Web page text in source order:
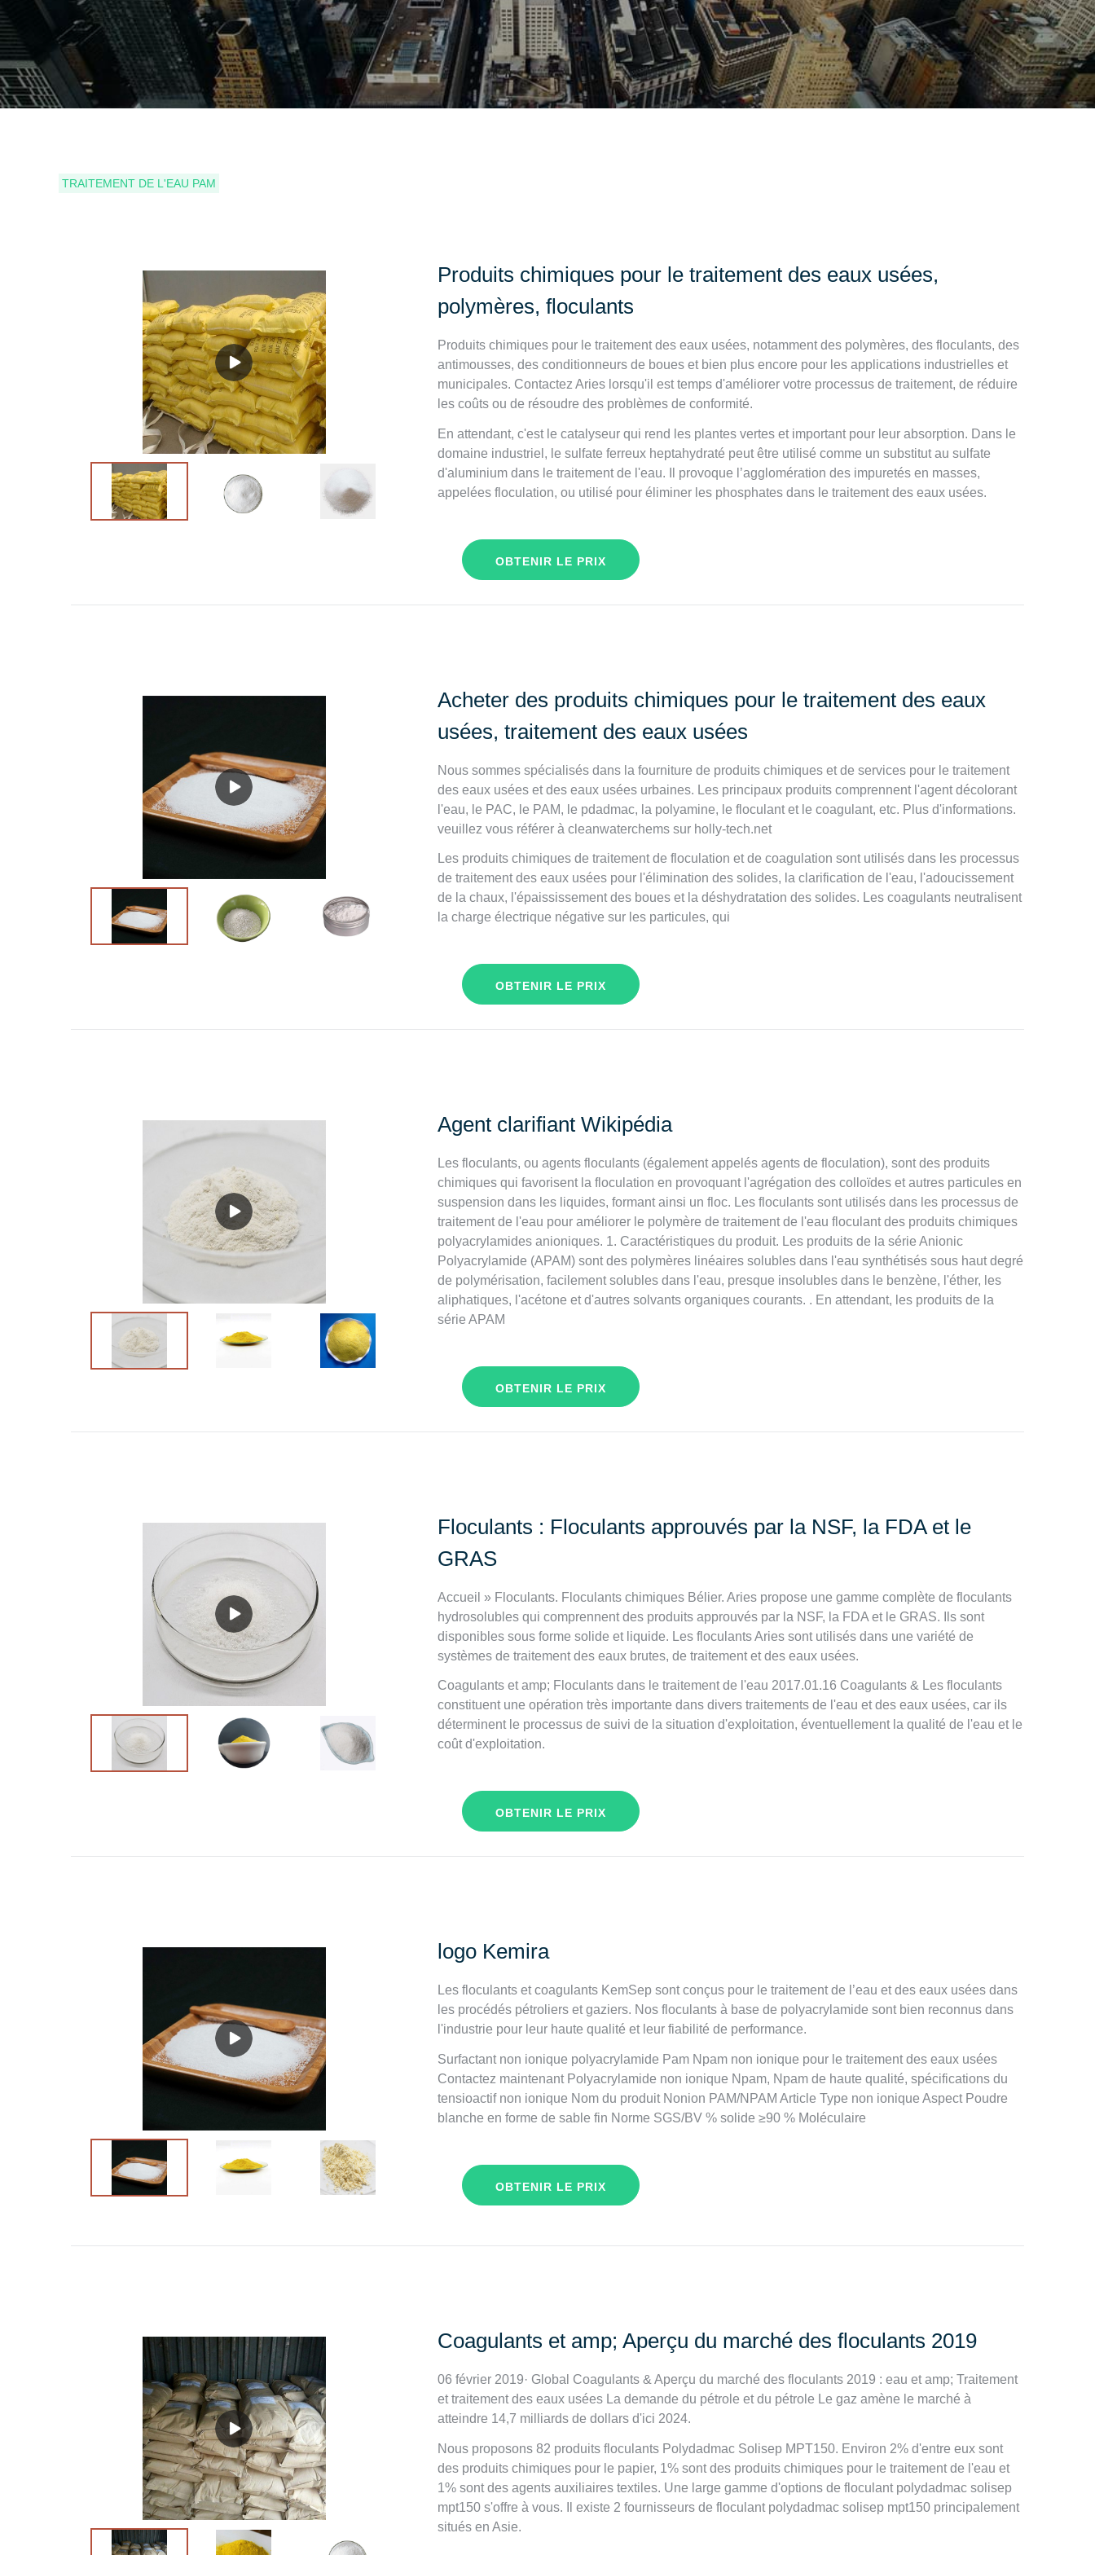
TRAITEMENT DE L'EAU PAM
Produits chimiques pour le traitement des eaux usées,
polymères, floculants
Produits chimiques pour le traitement des eaux usées, notamment des polymères, des floculants, des
antimousses, des conditionneurs de boues et bien plus encore pour les applications industrielles et
municipales. Contactez Aries lorsqu'il est temps d'améliorer votre processus de traitement, de réduire
les coûts ou de résoudre des problèmes de conformité.
En attendant, c'est le catalyseur qui rend les plantes vertes et important pour leur absorption. Dans le
domaine industriel, le sulfate ferreux heptahydraté peut être utilisé comme un substitut au sulfate
d'aluminium dans le traitement de l'eau. Il provoque l’agglomération des impuretés en masses,
appelées floculation, ou utilisé pour éliminer les phosphates dans le traitement des eaux usées.
OBTENIR LE PRIX
Acheter des produits chimiques pour le traitement des eaux
usées, traitement des eaux usées
Nous sommes spécialisés dans la fourniture de produits chimiques et de services pour le traitement
des eaux usées et des eaux usées urbaines. Les principaux produits comprennent l'agent décolorant
l'eau, le PAC, le PAM, le pdadmac, la polyamine, le floculant et le coagulant, etc. Plus d'informations.
veuillez vous référer à cleanwaterchems sur holly-tech.net
Les produits chimiques de traitement de floculation et de coagulation sont utilisés dans les processus
de traitement des eaux usées pour l'élimination des solides, la clarification de l'eau, l'adoucissement
de la chaux, l'épaississement des boues et la déshydratation des solides. Les coagulants neutralisent
la charge électrique négative sur les particules, qui
OBTENIR LE PRIX
Agent clarifiant Wikipédia
Les floculants, ou agents floculants (également appelés agents de floculation), sont des produits
chimiques qui favorisent la floculation en provoquant l'agrégation des colloïdes et autres particules en
suspension dans les liquides, formant ainsi un floc. Les floculants sont utilisés dans les processus de
traitement de l'eau pour améliorer le polymère de traitement de l'eau floculant des produits chimiques
polyacrylamides anioniques. 1. Caractéristiques du produit. Les produits de la série Anionic
Polyacrylamide (APAM) sont des polymères linéaires solubles dans l'eau synthétisés sous haut degré
de polymérisation, facilement solubles dans l'eau, presque insolubles dans le benzène, l'éther, les
aliphatiques, l'acétone et d'autres solvants organiques courants. . En attendant, les produits de la
série APAM
OBTENIR LE PRIX
Floculants : Floculants approuvés par la NSF, la FDA et le
GRAS
Accueil » Floculants. Floculants chimiques Bélier. Aries propose une gamme complète de floculants
hydrosolubles qui comprennent des produits approuvés par la NSF, la FDA et le GRAS. Ils sont
disponibles sous forme solide et liquide. Les floculants Aries sont utilisés dans une variété de
systèmes de traitement des eaux brutes, de traitement et des eaux usées.
Coagulants et amp; Floculants dans le traitement de l'eau 2017.01.16 Coagulants & Les floculants
constituent une opération très importante dans divers traitements de l'eau et des eaux usées, car ils
déterminent le processus de suivi de la situation d'exploitation, éventuellement la qualité de l'eau et le
coût d'exploitation.
OBTENIR LE PRIX
logo Kemira
Les floculants et coagulants KemSep sont conçus pour le traitement de l’eau et des eaux usées dans
les procédés pétroliers et gaziers. Nos floculants à base de polyacrylamide sont bien reconnus dans
l'industrie pour leur haute qualité et leur fiabilité de performance.
Surfactant non ionique polyacrylamide Pam Npam non ionique pour le traitement des eaux usées
Contactez maintenant Polyacrylamide non ionique Npam, Npam de haute qualité, spécifications du
tensioactif non ionique Nom du produit Nonion PAM/NPAM Article Type non ionique Aspect Poudre
blanche en forme de sable fin Norme SGS/BV % solide ≥90 % Moléculaire
OBTENIR LE PRIX
Coagulants et amp; Aperçu du marché des floculants 2019
06 février 2019· Global Coagulants & Aperçu du marché des floculants 2019 : eau et amp; Traitement
et traitement des eaux usées La demande du pétrole et du pétrole Le gaz amène le marché à
atteindre 14,7 milliards de dollars d'ici 2024.
Nous proposons 82 produits floculants Polydadmac Solisep MPT150. Environ 2% d'entre eux sont
des produits chimiques pour le papier, 1% sont des produits chimiques pour le traitement de l'eau et
1% sont des agents auxiliaires textiles. Une large gamme d'options de floculant polydadmac solisep
mpt150 s'offre à vous. Il existe 2 fournisseurs de floculant polydadmac solisep mpt150 principalement
situés en Asie.